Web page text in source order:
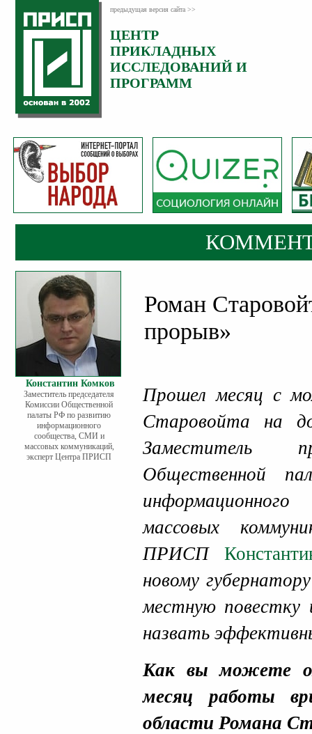
предыдущая версия сайта >>
ЦЕНТР
ПРИКЛАДНЫХ
ИССЛЕДОВАНИЙ И
ПРОГРАММ
Константин Комков
Заместитель председателя
Комиссии Общественной
палаты РФ по развитию
информационного
сообщества, СМИ и
массовых коммуникаций,
эксперт Центра ПРИСП
Роман
прорыв»
Прошел месяц с
Старовойта на
Заместитель
Общественной
массовых
ПРИСП
новому
местную
назвать
Как вы можете
месяц работы
области Романа
Категория:
Комментарии